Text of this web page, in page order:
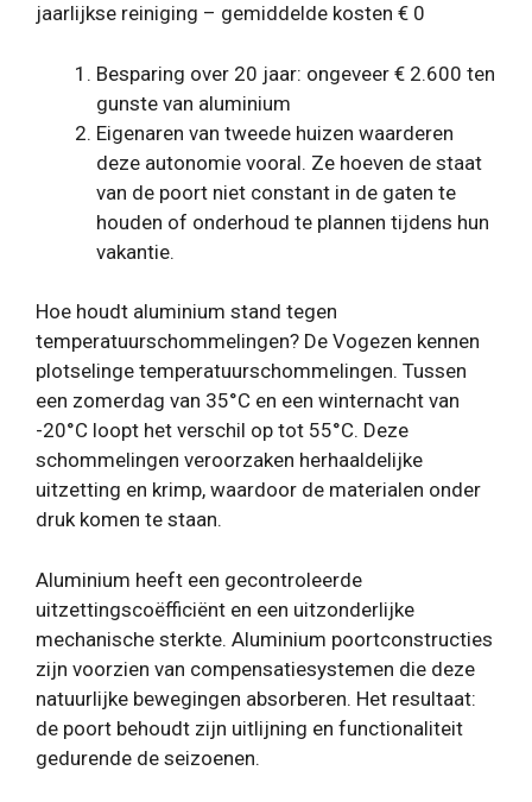
jaarlijkse reiniging – gemiddelde kosten € 0
Besparing over 20 jaar: ongeveer € 2.600 ten
gunste van aluminium
Eigenaren van tweede huizen waarderen
deze autonomie vooral. Ze hoeven de staat
van de poort niet constant in de gaten te
houden of onderhoud te plannen tijdens hun
vakantie.
Hoe houdt aluminium stand tegen
temperatuurschommelingen? De Vogezen kennen
plotselinge temperatuurschommelingen. Tussen
een zomerdag van 35°C en een winternacht van
-20°C loopt het verschil op tot 55°C. Deze
schommelingen veroorzaken herhaaldelijke
uitzetting en krimp, waardoor de materialen onder
druk komen te staan.
Aluminium heeft een gecontroleerde
uitzettingscoëfficiënt en een uitzonderlijke
mechanische sterkte. Aluminium poortconstructies
zijn voorzien van compensatiesystemen die deze
natuurlijke bewegingen absorberen. Het resultaat:
de poort behoudt zijn uitlijning en functionaliteit
gedurende de seizoenen.